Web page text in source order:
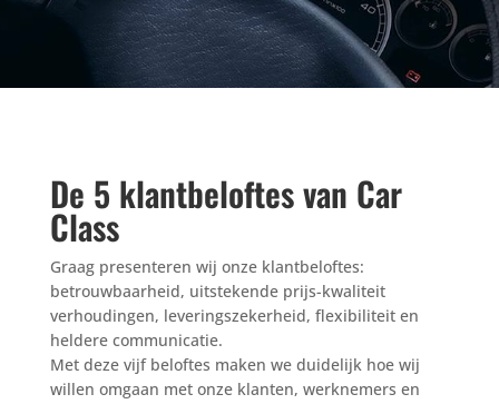
De 5 klantbeloftes van Car
Class
Graag presenteren wij onze klantbeloftes:
betrouwbaarheid, uitstekende prijs-kwaliteit
verhoudingen, leveringszekerheid, flexibiliteit en
heldere communicatie.
Met deze vijf beloftes maken we duidelijk hoe wij
willen omgaan met onze klanten, werknemers en